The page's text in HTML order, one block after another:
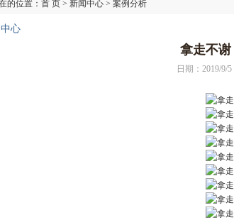
的位置： 首 页 > 新闻中心 > 案例分析
心
拿走不
日期：2019/9/5